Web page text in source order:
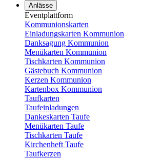
Anlässe
Eventplattform
Kommunionskarten
Einladungskarten Kommunion
Danksagung Kommunion
Menükarten Kommunion
Tischkarten Kommunion
Gästebuch Kommunion
Kerzen Kommunion
Kartenbox Kommunion
Taufkarten
Taufeinladungen
Dankeskarten Taufe
Menükarten Taufe
Tischkarten Taufe
Kirchenheft Taufe
Taufkerzen